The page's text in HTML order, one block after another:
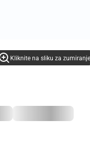
Kliknite na sliku za zumiranje